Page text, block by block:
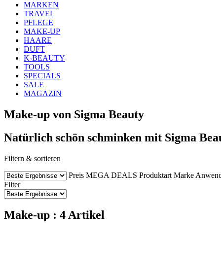
MARKEN
TRAVEL
PFLEGE
MAKE-UP
HAARE
DUFT
K-BEAUTY
TOOLS
SPECIALS
SALE
MAGAZIN
Make-up von Sigma Beauty
Natürlich schön schminken mit Sigma
Filtern & sortieren
Preis MEGA DEALS Produktart Marke
Filter
Make-up : 4 Artikel